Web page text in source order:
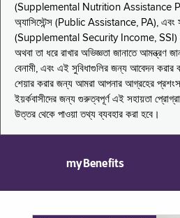
(Supplemental Nutrition Assistance
অ্যাসিস্টেন্স (Public Assistance, PA), এবং
(Supplemental Security Income, SSI)
অথবা তা ধরে রাখার অভিজ্ঞতা জানাতে আমন্ত্রণ
বেনামী, এবং এই সুবিধাগুলির জন্য আবেদন করার
শেয়ার করার জন্য আমরা আপনার আগ্রহের
ইয়র্কবাসীদের জন্য গুরুত্বপূর্ণ এই সহায়তা
উত্তর থেকে পাওয়া তথ্য ব্যবহার করা হবে।
myBenefits